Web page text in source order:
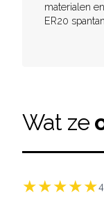
materialen
ER20
Wat ze
★★★★★